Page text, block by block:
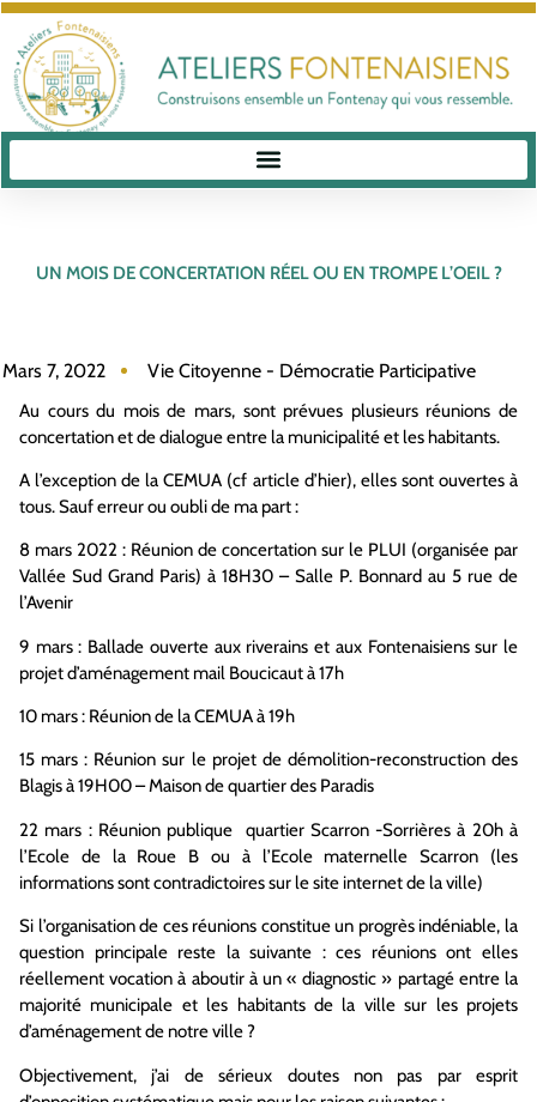
UN MOIS DE CONCERTATION RÉEL OU EN TROMPE L’OEIL ?
Mars 7, 2022 Vie Citoyenne - Démocratie Participative
Au cours du mois de mars, sont prévues plusieurs réunions de
concertation et de dialogue entre la municipalité et les habitants.
A l’exception de la CEMUA (cf article d’hier), elles sont ouvertes à
tous. Sauf erreur ou oubli de ma part :
8 mars 2022 : Réunion de concertation sur le PLUI (organisée par
Vallée Sud Grand Paris) à 18H30 – Salle P. Bonnard au 5 rue de
l’Avenir
9 mars : Ballade ouverte aux riverains et aux Fontenaisiens sur le
projet d’aménagement mail Boucicaut à 17h
10 mars : Réunion de la CEMUA à 19h
15 mars : Réunion sur le projet de démolition-reconstruction des
Blagis à 19H00 – Maison de quartier des Paradis
22 mars : Réunion publique quartier Scarron -Sorrières à 20h à
l’Ecole de la Roue B ou à l’Ecole maternelle Scarron (les
informations sont contradictoires sur le site internet de la ville)
Si l’organisation de ces réunions constitue un progrès indéniable, la
question principale reste la suivante : ces réunions ont elles
réellement vocation à aboutir à un « diagnostic » partagé entre la
majorité municipale et les habitants de la ville sur les projets
d’aménagement de notre ville ?
Objectivement, j’ai de sérieux doutes non pas par esprit